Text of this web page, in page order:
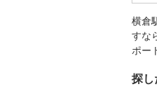
横倉
すな
ポー
探し